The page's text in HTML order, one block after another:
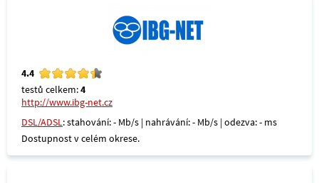
4.4
testů celkem:4
http://www.ibg-net.cz
DSL/ADSL: stahování: - Mb/s | nahrávání: - Mb/s | odezva: - ms
Dostupnost v celém okrese.